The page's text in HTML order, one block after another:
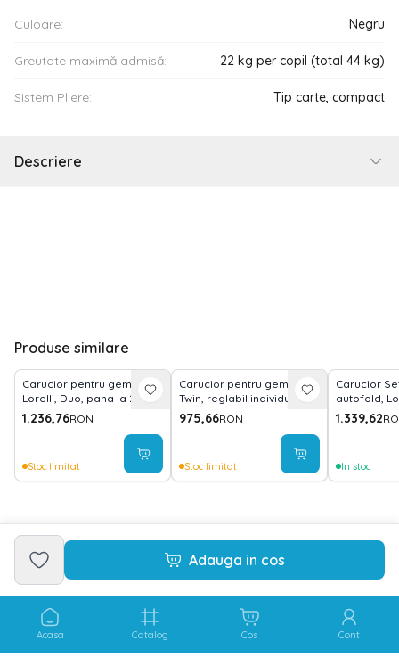
Culoare: Negru
Greutate maximă admisă: 22 kg per copil (total 44 kg)
Sistem Pliere: Tip carte, compact
Descriere
Adauga in cos
Produse similare
Carucior pentru gemeni,
Lorelli, Duo, pana la 22 kg
per copil, cadru din
aluminiu, spatar reglabil
pozitii multiple, geanta
Grey
1.236,76RON
Stoc limitat
Carucior pentru gemeni,
Twin, reglabil individual,
pana la 15 kg per copil,
geanta pentru mama
975,66RON
Stoc limitat
Carucior
autofold,
auto inclus,
Grey
1.339,62
In stoc
Acasa Catalog Cos Cont